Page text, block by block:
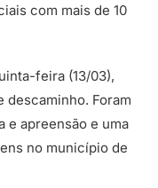
com mais de 10
feira (13/03),
descaminho. Foram
e apreensão e uma
no município de